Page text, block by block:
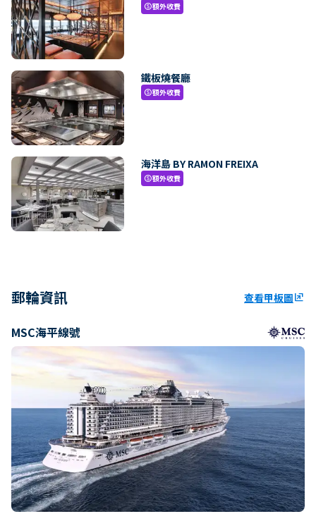
paid額外收費
鐵板燒餐廳
paid額外收費
海洋島 BY RAMON FREIXA
paid額外收費
郵輪資訊 查看甲板圖ungroup
MSC海平線號